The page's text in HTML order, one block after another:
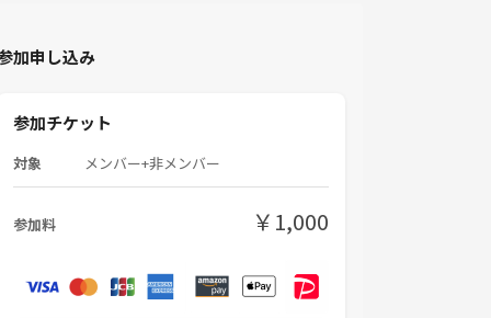
加申し込み
参加チケット
対象 メンバー+非メンバー
参加料 ￥1,000